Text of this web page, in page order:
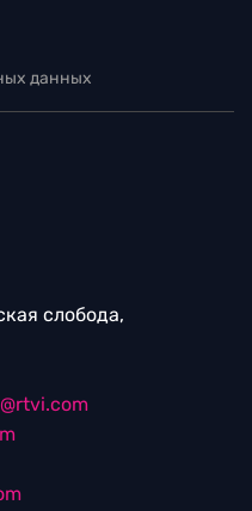
данных
слобода,